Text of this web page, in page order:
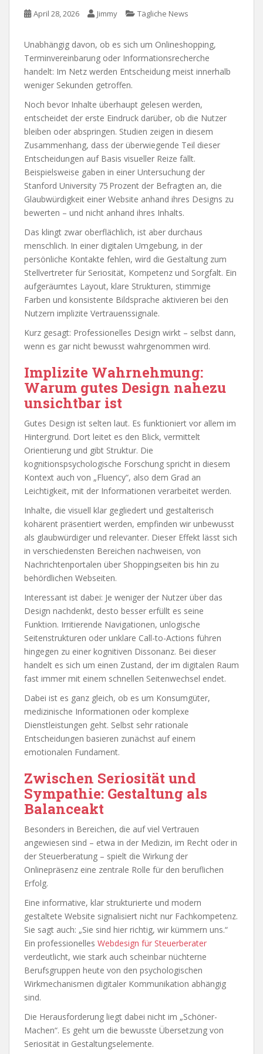
April 28, 2026 Jimmy Tägliche News
Unabhängig davon, ob es sich um Onlineshopping,
Terminvereinbarung oder Informationsrecherche
handelt: Im Netz werden Entscheidung meist innerhalb
weniger Sekunden getroffen.
Noch bevor Inhalte überhaupt gelesen werden,
entscheidet der erste Eindruck darüber, ob die Nutzer
bleiben oder abspringen. Studien zeigen in diesem
Zusammenhang, dass der überwiegende Teil dieser
Entscheidungen auf Basis visueller Reize fällt.
Beispielsweise gaben in einer Untersuchung der
Stanford University 75 Prozent der Befragten an, die
Glaubwürdigkeit einer Website anhand ihres Designs zu
bewerten – und nicht anhand ihres Inhalts.
Das klingt zwar oberflächlich, ist aber durchaus
menschlich. In einer digitalen Umgebung, in der
persönliche Kontakte fehlen, wird die Gestaltung zum
Stellvertreter für Seriosität, Kompetenz und Sorgfalt. Ein
aufgeräumtes Layout, klare Strukturen, stimmige
Farben und konsistente Bildsprache aktivieren bei den
Nutzern implizite Vertrauenssignale.
Kurz gesagt: Professionelles Design wirkt – selbst dann,
wenn es gar nicht bewusst wahrgenommen wird.
Implizite Wahrnehmung:
Warum gutes Design nahezu
unsichtbar ist
Gutes Design ist selten laut. Es funktioniert vor allem im
Hintergrund. Dort leitet es den Blick, vermittelt
Orientierung und gibt Struktur. Die
kognitionspsychologische Forschung spricht in diesem
Kontext auch von „Fluency“, also dem Grad an
Leichtigkeit, mit der Informationen verarbeitet werden.
Inhalte, die visuell klar gegliedert und gestalterisch
kohärent präsentiert werden, empfinden wir unbewusst
als glaubwürdiger und relevanter. Dieser Effekt lässt sich
in verschiedensten Bereichen nachweisen, von
Nachrichtenportalen über Shoppingseiten bis hin zu
behördlichen Webseiten.
Interessant ist dabei: Je weniger der Nutzer über das
Design nachdenkt, desto besser erfüllt es seine
Funktion. Irritierende Navigationen, unlogische
Seitenstrukturen oder unklare Call-to-Actions führen
hingegen zu einer kognitiven Dissonanz. Bei dieser
handelt es sich um einen Zustand, der im digitalen Raum
fast immer mit einem schnellen Seitenwechsel endet.
Dabei ist es ganz gleich, ob es um Konsumgüter,
medizinische Informationen oder komplexe
Dienstleistungen geht. Selbst sehr rationale
Entscheidungen basieren zunächst auf einem
emotionalen Fundament.
Zwischen Seriosität und
Sympathie: Gestaltung als
Balanceakt
Besonders in Bereichen, die auf viel Vertrauen
angewiesen sind – etwa in der Medizin, im Recht oder in
der Steuerberatung – spielt die Wirkung der
Onlinepräsenz eine zentrale Rolle für den beruflichen
Erfolg.
Eine informative, klar strukturierte und modern
gestaltete Website signalisiert nicht nur Fachkompetenz.
Sie sagt auch: „Sie sind hier richtig, wir kümmern uns.“
Ein professionelles Webdesign für Steuerberater
verdeutlicht, wie stark auch scheinbar nüchterne
Berufsgruppen heute von den psychologischen
Wirkmechanismen digitaler Kommunikation abhängig
sind.
Die Herausforderung liegt dabei nicht im „Schöner-
Machen“. Es geht um die bewusste Übersetzung von
Seriosität in Gestaltungselemente.